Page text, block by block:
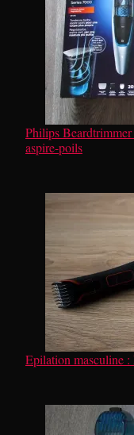
Philips Beardtrimmer
aspire-poils
Epilation masculine